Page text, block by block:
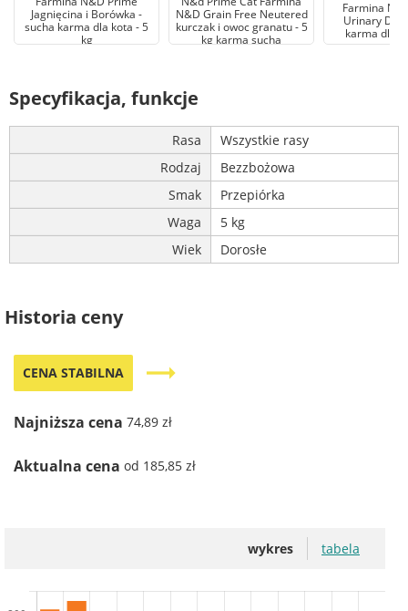
Jagnięcina i Borówka -
sucha karma dla kota - 5
kg
N&D Grain Free Neutered
kurczak i owoc granatu - 5
kg karma sucha
Farmina
Urinary
karma dla
Specyfikacja, funkcje
Rasa
Wszystkie rasy
Rodzaj
Bezzbożowa
Smak
Przepiórka
Waga
5 kg
Wiek
Dorosłe
Historia ceny
CENA STABILNA trending_flat
Najniższa cena 74,89 zł
Aktualna cena od 185,85 zł
wykres tabela